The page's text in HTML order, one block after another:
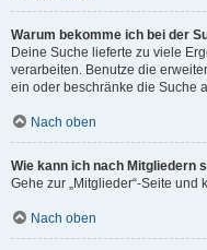
Warum bekomme ich bei der
Deine Suche lieferte zu viele
verarbeiten. Benutze die
ein oder beschränke die Suche
Nach oben
Wie kann ich nach Mitgliedern
Gehe zur „Mitglieder“-Seite und
Nach oben